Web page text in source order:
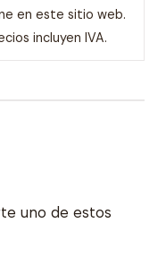
en este sitio web.
incluyen IVA.
uno de estos